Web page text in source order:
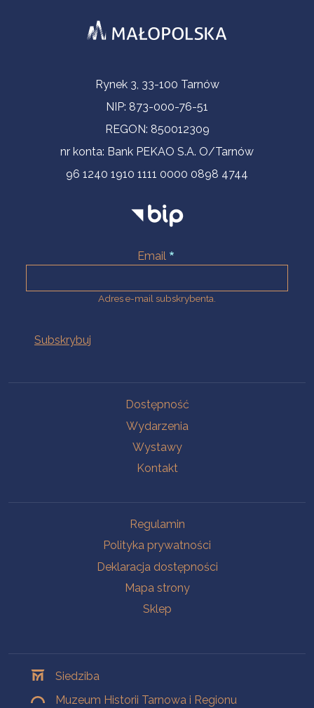
Informacje kontaktoweRynek 3, 33-100 Tarnów
NIP: 873-000-76-51
REGON: 850012309
nr konta: Bank PEKAO S.A. O/Tarnów
96 1240 1910 1111 0000 0898 4744
Email
Adres e-mail subskrybenta.
Dostępność
Wydarzenia
Wystawy
Kontakt
Regulamin
Polityka prywatności
Deklaracja dostępności
Mapa strony
Sklep
Siedziba
Muzeum Historii Tarnowa i Regionu